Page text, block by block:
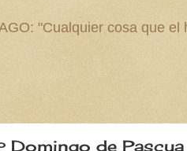
"Cualquier cosa que
Domingo de Pascua